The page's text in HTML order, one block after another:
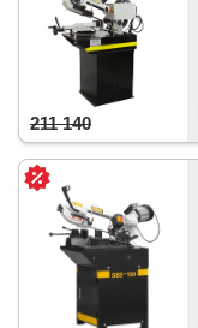
211 140